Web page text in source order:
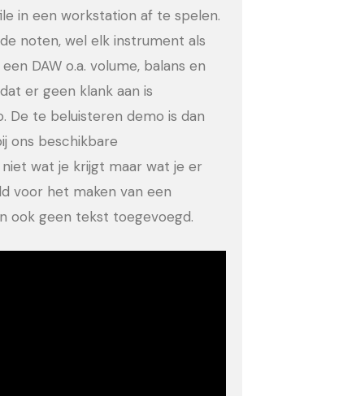
in een workstation af te spelen.
noten, wel elk instrument als
DAW o.a. volume, balans en
er geen klank aan is
De te beluisteren demo is dan
ons beschikbare
wat je krijgt maar wat je er
voor het maken van een
ook geen tekst toegevoegd.